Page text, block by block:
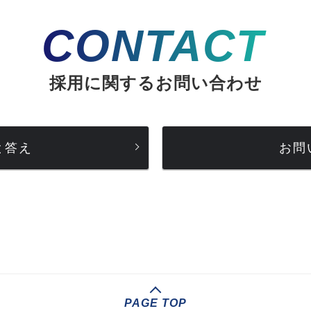
CONTACT
採用に関するお問い合わせ
え お問
PAGE TOP